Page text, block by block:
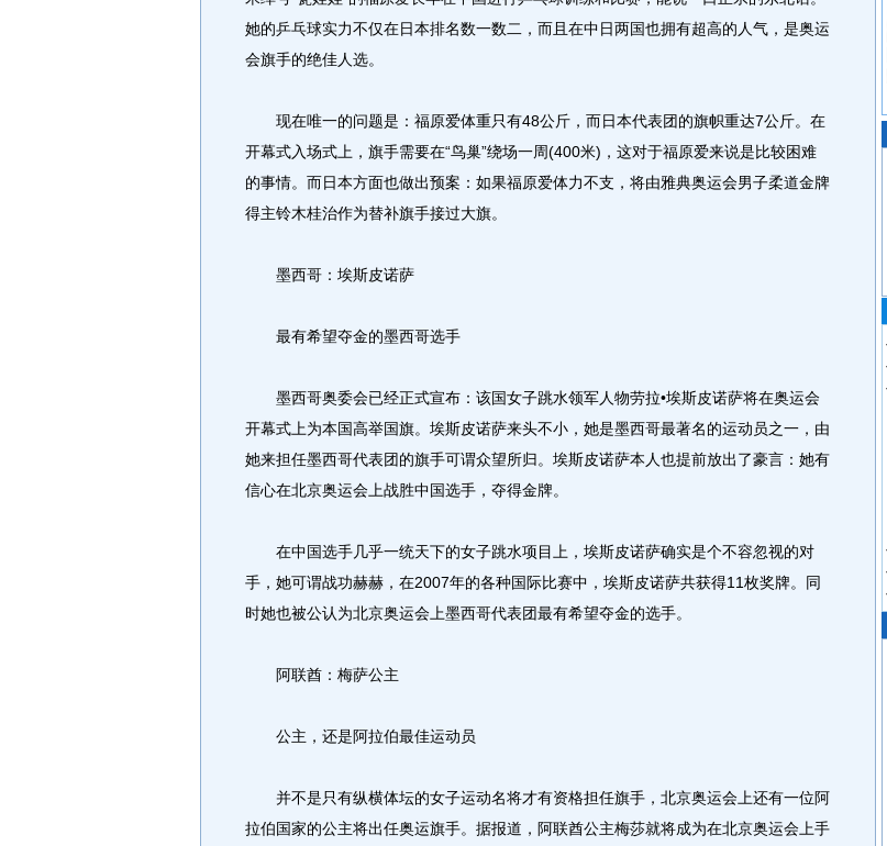
她的乒乓球实力不仅在日本排名数一数二，而且在中日两国也拥有超高的人气，是奥运
会旗手的绝佳人选。
现在唯一的问题是：福原爱体重只有48公斤，而日本代表团的旗帜重达7公斤。在
开幕式入场式上，旗手需要在“鸟巢”绕场一周(400米)，这对于福原爱来说是比较困难
的事情。而日本方面也做出预案：如果福原爱体力不支，将由雅典奥运会男子柔道金牌
得主铃木桂治作为替补旗手接过大旗。
墨西哥：埃斯皮诺萨
最有希望夺金的墨西哥选手
墨西哥奥委会已经正式宣布：该国女子跳水领军人物劳拉•埃斯皮诺萨将在奥运会
开幕式上为本国高举国旗。埃斯皮诺萨来头不小，她是墨西哥最著名的运动员之一，由
她来担任墨西哥代表团的旗手可谓众望所归。埃斯皮诺萨本人也提前放出了豪言：她有
信心在北京奥运会上战胜中国选手，夺得金牌。
在中国选手几乎一统天下的女子跳水项目上，埃斯皮诺萨确实是个不容忽视的对
手，她可谓战功赫赫，在2007年的各种国际比赛中，埃斯皮诺萨共获得11枚奖牌。同
时她也被公认为北京奥运会上墨西哥代表团最有希望夺金的选手。
阿联酋：梅萨公主
公主，还是阿拉伯最佳运动员
并不是只有纵横体坛的女子运动名将才有资格担任旗手，北京奥运会上还有一位阿
拉伯国家的公主将出任奥运旗手。据报道，阿联酋公主梅莎就将成为在北京奥运会上手
·
·
·
·
·
·